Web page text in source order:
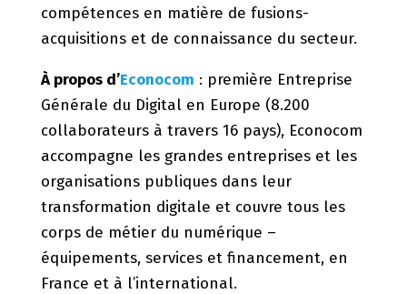
compétences en matière de fusions-
acquisitions et de connaissance du secteur.
À propos d’Econocom : première Entreprise
Générale du Digital en Europe (8.200
collaborateurs à travers 16 pays), Econocom
accompagne les grandes entreprises et les
organisations publiques dans leur
transformation digitale et couvre tous les
corps de métier du numérique –
équipements, services et financement, en
France et à l’international.